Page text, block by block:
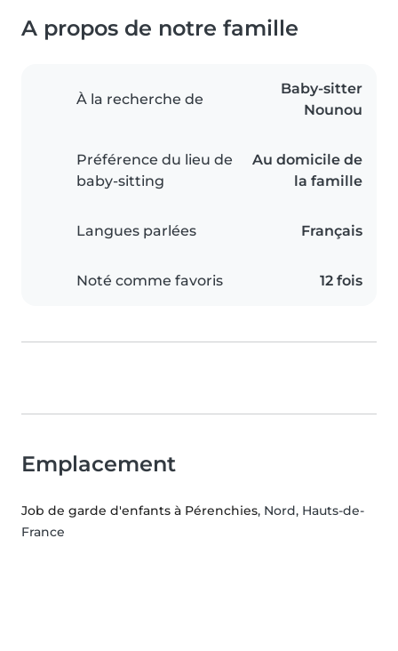
A propos de notre famille
À la recherche de
Baby-sitter
Nounou
Préférence du lieu de
baby-sitting
Au domicile de
la famille
Langues parlées Français
Noté comme favoris 12 fois
Emplacement
Job de garde d'enfants à Pérenchies, Nord, Hauts-de-
France